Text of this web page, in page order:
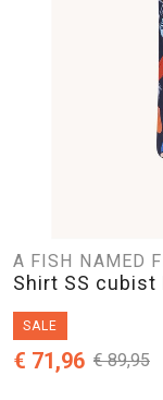
A FISH NAMED
Shirt SS cubist
SALE
€ 89,95
€ 71,96